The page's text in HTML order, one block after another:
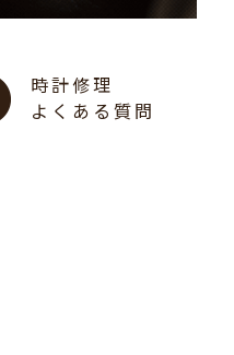
時計修理
よくある質問